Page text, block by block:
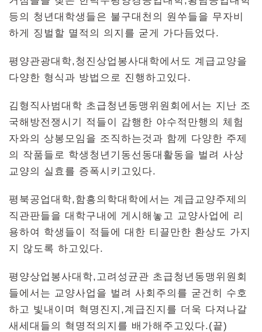
등의 청년대학생들은 불구대천의 원쑤들을 무자비
하게 징벌할 멸적의 의지를 굳게 가다듬었다.
평양관광대학,청진상업봉사대학에서도 계급교양을
다양한 형식과 방법으로 진행하고있다.
김형직사범대학 초급청년동맹위원회에서는 지난 조
국해방전쟁시기 적들이 감행한 야수적만행의 체험
자와의 상봉모임을 조직하는것과 함께 다양한 주제
의 작품들로 학생청년기동선동대활동을 벌려 사상
교양의 실효를 증폭시키고있다.
평북공업대학,함흥의학대학에서는 계급교양주제의
직관판들을 대학구내에 게시해놓고 교양사업에 리
용하여 학생들이 적들에 대한 티끌만한 환상도 가지
지 않도록 하고있다.
평양상업봉사대학,고려성균관 초급청년동맹위원회
들에서는 교양사업을 벌려 사회주의를 굳건히 수호
하고 빛내이며 혁명진지,계급진지를 더욱 다져나갈
새세대들의 혁명적의지를 배가해주고있다.(끝)